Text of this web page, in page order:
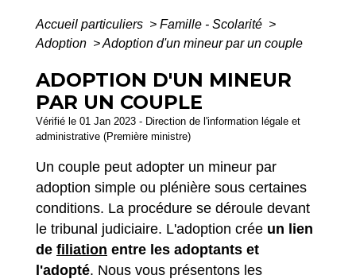
Accueil particuliers > Famille - Scolarité >
Adoption >Adoption d'un mineur par un couple
ADOPTION D'UN MINEUR
PAR UN COUPLE
Vérifié le 01 Jan 2023 - Direction de l'information légale et
administrative (Première ministre)
Un couple peut adopter un mineur par
adoption simple ou plénière sous certaines
conditions. La procédure se déroule devant
le tribunal judiciaire. L'adoption crée un lien
de filiation entre les adoptants et
l'adopté. Nous vous présentons les